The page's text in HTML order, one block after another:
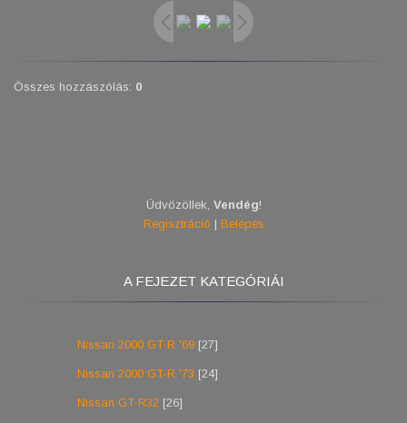
Összes hozzászólás: 0
Üdvözöllek Vendég!
Regisztráció | Belépés
A FEJEZET KATEGÓRIÁI
Nissan 2000 GT-R '69 [27]
Nissan 2000 GT-R '73 [24]
Nissan GT-R32 [26]